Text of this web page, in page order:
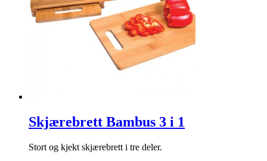
Skjærebrett Bambus 3 i 1
Stort og kjekt skjærebrett i tre deler.